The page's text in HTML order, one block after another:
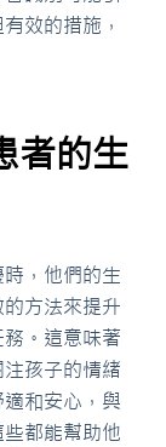
效的措施，
者的生
，他們的生
方法來提升
。這意味著
孩子的情緒
和安心，與
都能幫助他